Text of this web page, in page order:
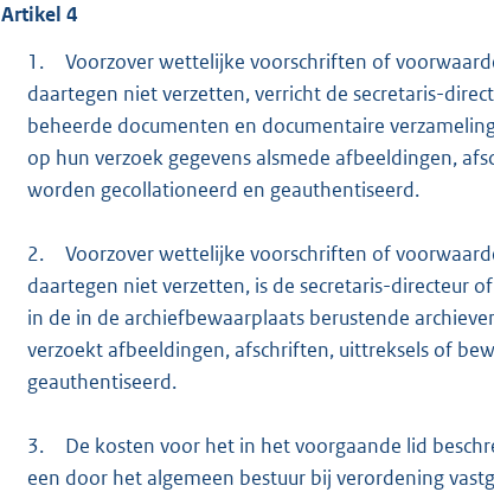
Artikel 4
1.
Voorzover wettelijke voorschriften of
daartegen niet verzetten, verricht de secretaris-
beheerde documenten en documentaire
op hun verzoek gegevens alsmede afbeeldingen,
worden gecollationeerd en geauthentiseerd.
2.
Voorzover wettelijke voorschriften of
daartegen niet verzetten, is de secretaris-directeur
in de in de archiefbewaarplaats berustende
verzoekt afbeeldingen, afschriften, uittreksels of
geauthentiseerd.
3.
De kosten voor het in het voorgaande lid
een door het algemeen bestuur bij verordening